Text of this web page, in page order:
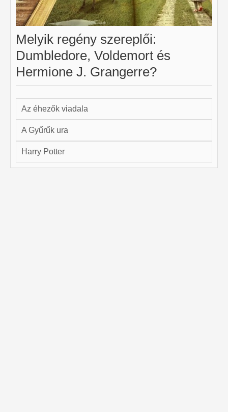
Melyik regény szereplői:
Dumbledore, Voldemort és
Hermione J. Grangerre?
Az éhezők viadala
A Gyűrűk ura
Harry Potter